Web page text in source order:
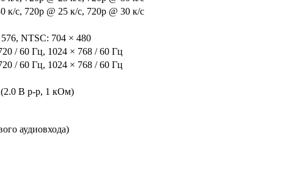
с, 720p @ 25 к/с, 720p @ 30 к/с
NTSC: 704 × 480
/ 60 Гц, 1024 × 768 / 60 Гц
/ 60 Гц, 1024 × 768 / 60 Гц
(2.0 В p-p, 1 кОм)
аудиовхода)